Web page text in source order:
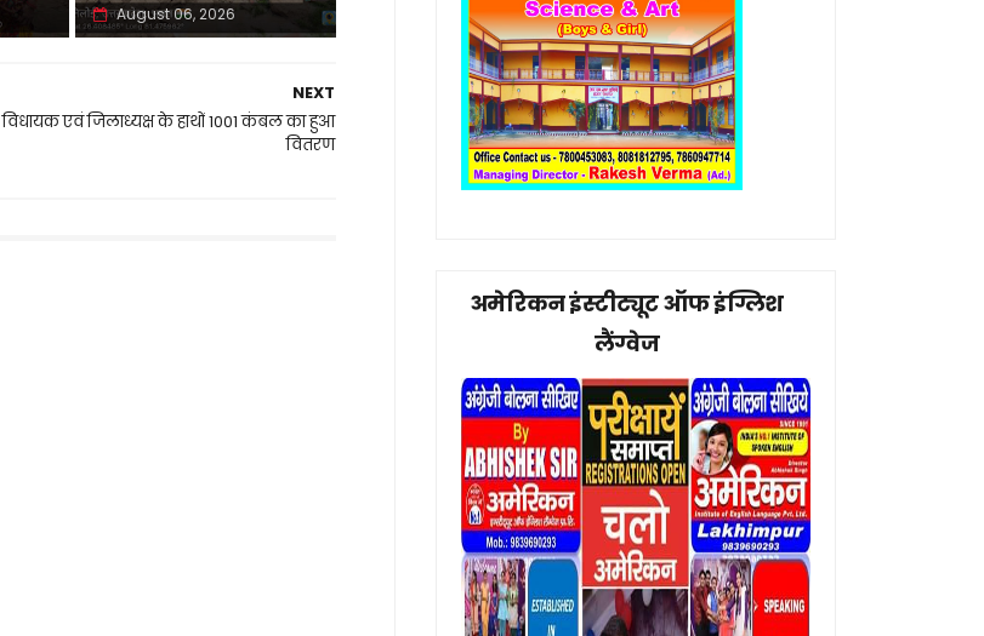
August 06, 2026
NEXT
विधायक एवं जिलाध्यक्ष के हाथों 1001 कंबल का हुआ
वितरण
अमेरिकन इंस्टीट्यूट ऑफ इंग्लिश
लैंग्वेज